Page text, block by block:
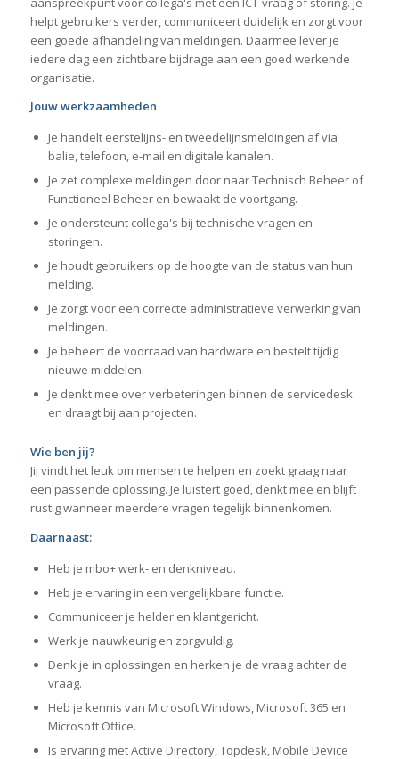
helpt gebruikers verder, communiceert duidelijk en zorgt voor
een goede afhandeling van meldingen. Daarmee lever je
iedere dag een zichtbare bijdrage aan een goed werkende
organisatie.
Jouw werkzaamheden
Je handelt eerstelijns- en tweedelijnsmeldingen af via
balie, telefoon, e-mail en digitale kanalen.
Je zet complexe meldingen door naar Technisch Beheer of
Functioneel Beheer en bewaakt de voortgang.
Je ondersteunt collega's bij technische vragen en
storingen.
Je houdt gebruikers op de hoogte van de status van hun
melding.
Je zorgt voor een correcte administratieve verwerking van
meldingen.
Je beheert de voorraad van hardware en bestelt tijdig
nieuwe middelen.
Je denkt mee over verbeteringen binnen de servicedesk
en draagt bij aan projecten.
Wie ben jij?
Jij vindt het leuk om mensen te helpen en zoekt graag naar
een passende oplossing. Je luistert goed, denkt mee en blijft
rustig wanneer meerdere vragen tegelijk binnenkomen.
Daarnaast:
Heb je mbo+ werk- en denkniveau.
Heb je ervaring in een vergelijkbare functie.
Communiceer je helder en klantgericht.
Werk je nauwkeurig en zorgvuldig.
Denk je in oplossingen en herken je de vraag achter de
vraag.
Heb je kennis van Microsoft Windows, Microsoft 365 en
Microsoft Office.
Is ervaring met Active Directory, Topdesk, Mobile Device